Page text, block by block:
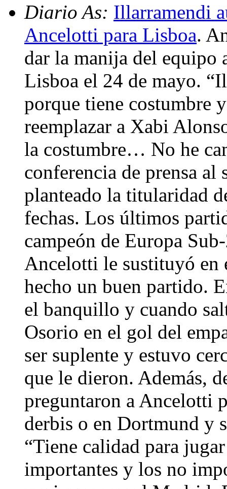
Diario As: Illarramendi
Ancelotti para Lisboa.
dar la manija del equipo
Lisboa el 24 de mayo.
porque tiene costumbre
reemplazar a Xabi
la costumbre… No he
conferencia de prensa al
planteado la titularidad
fechas. Los últimos
campeón de Europa
Ancelotti le sustituyó en
hecho un buen partido.
el banquillo y cuando
Osorio en el gol del
ser suplente y estuvo
que le dieron. Además,
preguntaron a Ancelotti
derbis o en Dortmund y
“Tiene calidad para
importantes y los no